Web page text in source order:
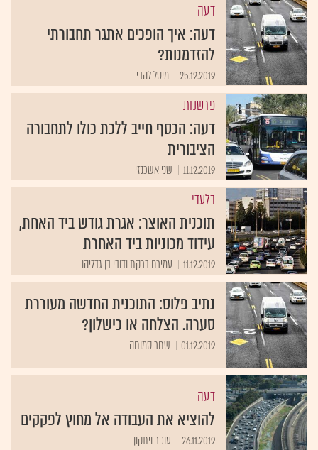
דעה
דעה: איך הופכים אתגר תחבורתי
להזדמנות?
25.12.2019 מיטל להבי
פרשנות
דעה: הכסף חייב ללכת כולו לתחבורה
הציבורית
11.12.2019 שני אשכנזי
בלעדי
תוכנית האוצר: אגרת גודש ביד האחת,
עידוד מכוניות ביד האחרת
11.12.2019 עמירם ברקת ודובי בן גדליהו
נתיב פלוס: התוכנית החדשה מעוררת
סערה. הצלחה או כישלון?
01.12.2019 שחר סמוחה
דעה
להוציא את העבודה אל מחוץ לפקקים
26.11.2019 עופר ויתקון